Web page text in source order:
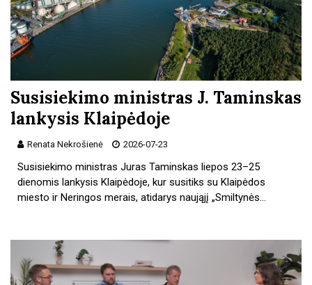
Susisiekimo ministras J. Taminskas
lankysis Klaipėdoje
Renata Nekrošienė 2026-07-23
Susisiekimo ministras Juras Taminskas liepos 23–25
dienomis lankysis Klaipėdoje, kur susitiks su Klaipėdos
miesto ir Neringos merais, atidarys naująjį „Smiltynės…